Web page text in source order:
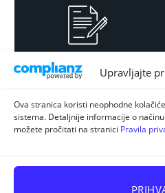
Upravljajte
Ova stranica koristi neophodne
sistema. Detaljnije informacije o
možete pročitati na stranici Pravila